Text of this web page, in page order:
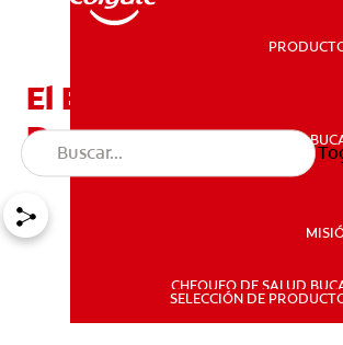
SALUD
CHEQUEO DE SALUD
SELECCIÓN DE
El Bruxismo,
De Esto?